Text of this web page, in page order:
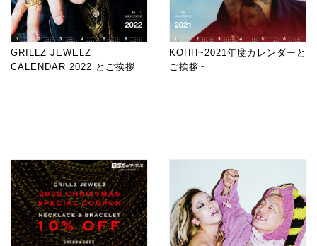
GRILLZ JEWELZ
CALENDAR 2022 とご挨拶
KOHH~2021年度カレンダーと
ご挨拶~